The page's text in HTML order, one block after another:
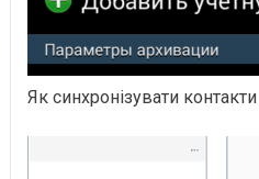
Як синхронізувати